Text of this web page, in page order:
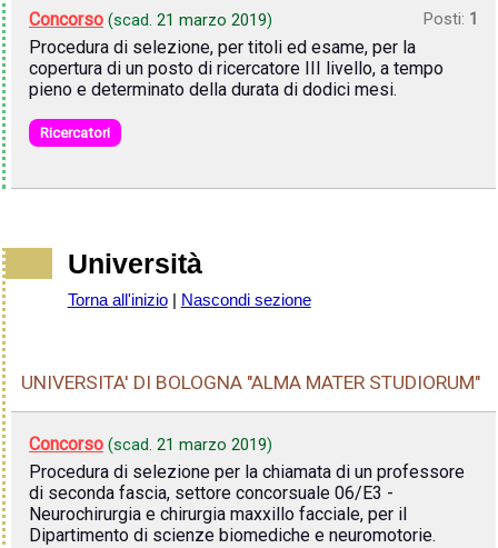
Concorso (scad. 21 marzo 2019) Posti: 1
Procedura di selezione, per titoli ed esame, per la
copertura di un posto di ricercatore III livello, a tempo
pieno e determinato della durata di dodici mesi.
Ricercatori
Università
Torna all'inizio| Nascondi sezione
UNIVERSITA' DI BOLOGNA "ALMA MATER STUDIORUM"
Concorso (scad. 21 marzo 2019)
Procedura di selezione per la chiamata di un professore
di seconda fascia, settore concorsuale 06/E3 -
Neurochirurgia e chirurgia maxxillo facciale, per il
Dipartimento di scienze biomediche e neuromotorie.